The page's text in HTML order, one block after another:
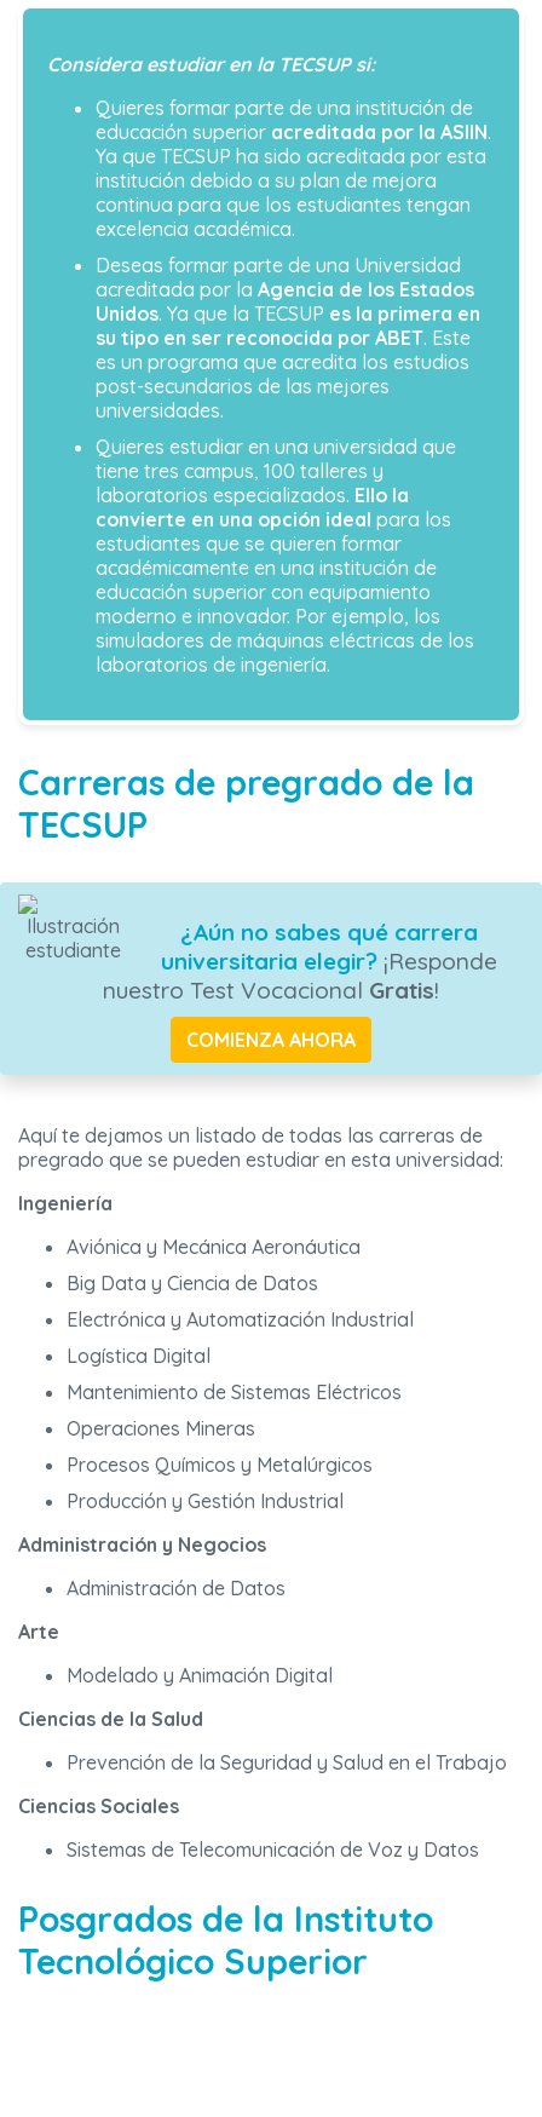
Considera estudiar en la TECSUP si:
Quieres formar parte de una institución de
educación superior acreditada por la ASIIN.
Ya que TECSUP ha sido acreditada por esta
institución debido a su plan de mejora
continua para que los estudiantes tengan
excelencia académica.
Deseas formar parte de una Universidad
acreditada por la Agencia de los Estados
Unidos. Ya que la TECSUP es la primera en
su tipo en ser reconocida por ABET. Este
es un programa que acredita los estudios
post-secundarios de las mejores
universidades.
Quieres estudiar en una universidad que
tiene tres campus, 100 talleres y
laboratorios especializados. Ello la
convierte en una opción ideal para los
estudiantes que se quieren formar
académicamente en una institución de
educación superior con equipamiento
moderno e innovador. Por ejemplo, los
simuladores de máquinas eléctricas de los
laboratorios de ingeniería.
Carreras de pregrado de la
TECSUP
¿Aún no sabes qué carrera
universitaria elegir?¡Responde
nuestro Test Vocacional Gratis!
COMIENZA AHORA
Aquí te dejamos un listado de todas las carreras de
pregrado que se pueden estudiar en esta universidad:
Ingeniería
Aviónica y Mecánica Aeronáutica
Big Data y Ciencia de Datos
Electrónica y Automatización Industrial
Logística Digital
Mantenimiento de Sistemas Eléctricos
Operaciones Mineras
Procesos Químicos y Metalúrgicos
Producción y Gestión Industrial
Administración y Negocios
Administración de Datos
Arte
Modelado y Animación Digital
Ciencias de la Salud
Prevención de la Seguridad y Salud en el Trabajo
Ciencias Sociales
Sistemas de Telecomunicación de Voz y Datos
Posgrados de la Instituto
Tecnológico Superior